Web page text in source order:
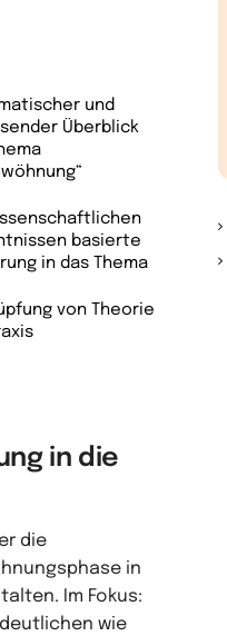
und
Überblick
basierte
in das Thema
von Theorie
in die
die
in
Im Fokus:
wie